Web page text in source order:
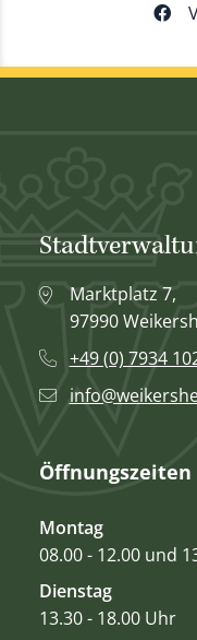
Marktplatz 7,
97990
+49 (0) 7934
Öffnungszeiten
Montag
08.00 - 12.00 und
Dienstag
13.30 - 18.00 Uhr